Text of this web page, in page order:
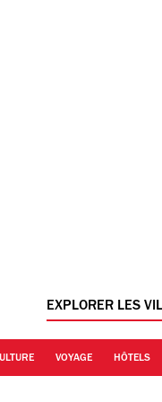
EXPLORER LES
VOYAGE HÔTELS